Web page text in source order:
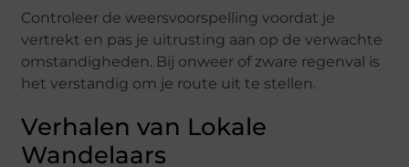
Controleer de weersvoorspelling voordat je
vertrekt en pas je uitrusting aan op de verwachte
omstandigheden. Bij onweer of zware regenval is
het verstandig om je route uit te stellen.
Verhalen van Lokale
Wandelaars